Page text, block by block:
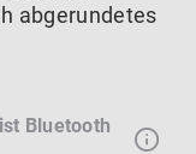
abgerundetes
Bluetooth